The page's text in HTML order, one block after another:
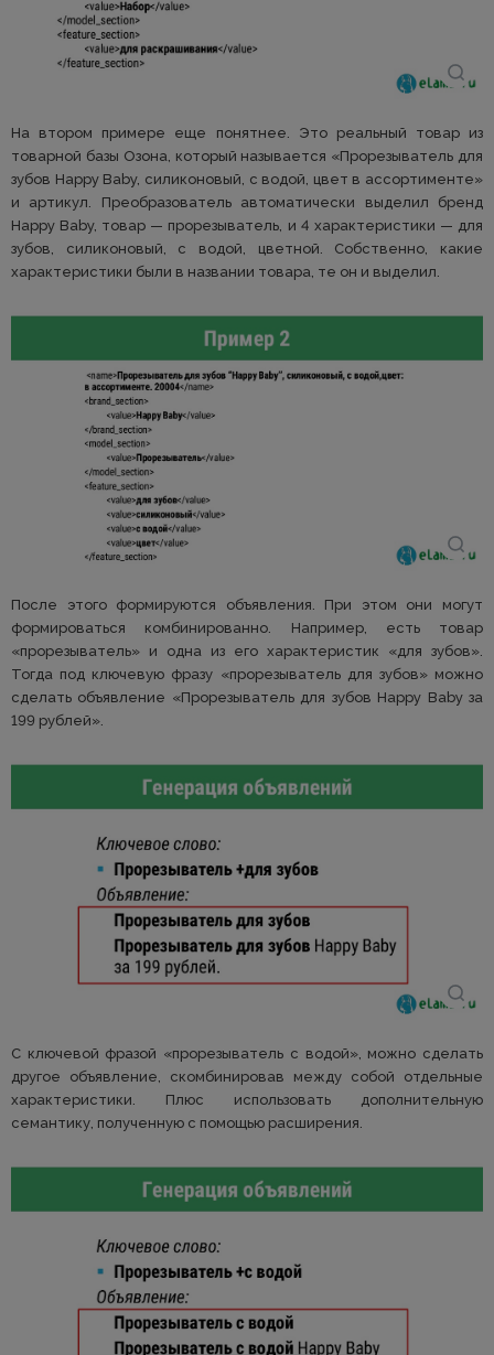
На втором примере еще понятнее. Это реальный товар из
товарной базы Озона, который называется «Прорезыватель для
зубов Happy Baby, силиконовый, с водой, цвет в ассортименте»
и артикул. Преобразователь автоматически выделил бренд
Happy Baby, товар — прорезыватель, и 4 характеристики — для
зубов, силиконовый, с водой, цветной. Собственно, какие
характеристики были в названии товара, те он и выделил.
После этого формируются объявления. При этом они могут
формироваться комбинированно. Например, есть товар
«прорезыватель» и одна из его характеристик «для зубов».
Тогда под ключевую фразу «прорезыватель для зубов» можно
сделать объявление «Прорезыватель для зубов Happy Baby за
199 рублей».
С ключевой фразой «прорезыватель с водой», можно сделать
другое объявление, скомбинировав между собой отдельные
характеристики. Плюс использовать дополнительную
семантику, полученную с помощью расширения.